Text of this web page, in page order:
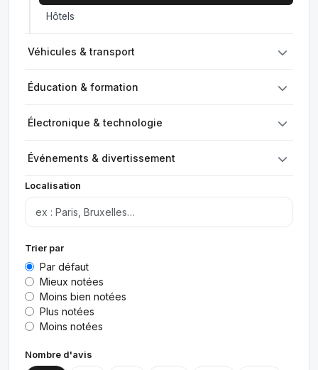
Hôtels
Véhicules & transport
Éducation & formation
Électronique & technologie
Événements & divertissement
Localisation
Trier par
Par défaut
Mieux notées
Moins bien notées
Plus notées
Moins notées
Nombre d'avis